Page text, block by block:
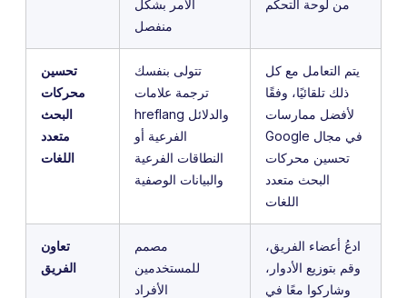
الأمر بشكل
منفصل
من لوحة التحكم
تحسين
محركات
البحث
متعدد
اللغات
تتولى بنفسك
ترجمة علامات
hreflang والدلائل
الفرعية أو
النطاقات الفرعية
والبيانات الوصفية
يتم التعامل مع كل
ذلك تلقائيًا، وفقًا
لأفضل ممارسات
Google في مجال
تحسين محركات
البحث متعدد
اللغات
تعاون
الفريق
مصمم
للمستخدمين
الأفراد
ادعُ أعضاء الفريق،
وقم بتوزيع الأدوار،
وشاركوا معًا في